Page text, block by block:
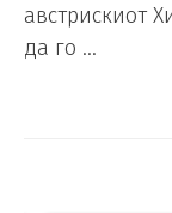
австрискиот
да го …